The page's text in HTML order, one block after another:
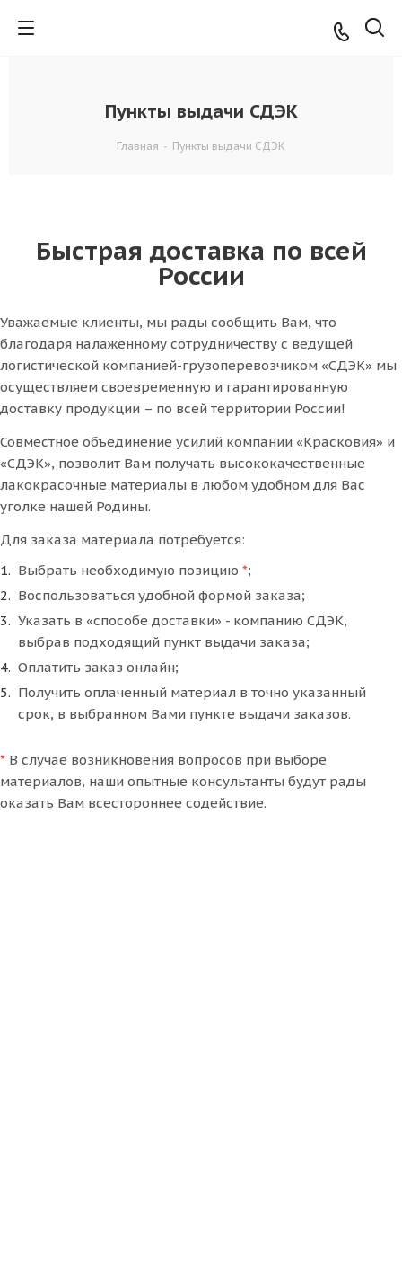
Пункты выдачи СДЭК
Главная - Пункты выдачи СДЭК
Быстрая доставка по всей
России
Уважаемые клиенты, мы рады сообщить Вам, что
благодаря налаженному сотрудничеству с ведущей
логистической компанией-грузоперевозчиком «СДЭК» мы
осуществляем своевременную и гарантированную
доставку продукции – по всей территории России!
Совместное объединение усилий компании «Красковия» и
«СДЭК», позволит Вам получать высококачественные
лакокрасочные материалы в любом удобном для Вас
уголке нашей Родины.
Для заказа материала потребуется:
Выбрать необходимую позицию *;
Воспользоваться удобной формой заказа;
Указать в «способе доставки» - компанию СДЭК,
выбрав подходящий пункт выдачи заказа;
Оплатить заказ онлайн;
Получить оплаченный материал в точно указанный
срок, в выбранном Вами пункте выдачи заказов.
* В случае возникновения вопросов при выборе
материалов, наши опытные консультанты будут рады
оказать Вам всестороннее содействие.